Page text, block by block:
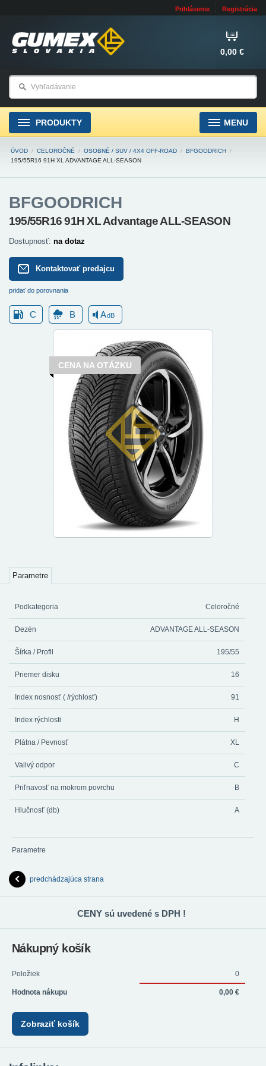
Prihlásenie Registrácia
0,00 €
PRODUKTY MENU
ÚVOD / CELOROČNÉ / OSOBNÉ / SUV / 4X4 OFF-ROAD / BFGOODRICH /
195/55R16 91H XL ADVANTAGE ALL-SEASON
BFGOODRICH
195/55R16 91H XL Advantage ALL-SEASON
Dostupnosť: na dotaz
Kontaktovať predajcu
pridať do porovnania
C B AdB
CENA NA OTÁZKU
Parametre
Podkategoria Celoročné
Dezén ADVANTAGE ALL-SEASON
Šírka / Profil 195/55
Priemer disku 16
Index nosnosť ( /rýchlosť) 91
Index rýchlosti H
Plátna / Pevnosť XL
Valivý odpor C
Priľnavosť na mokrom povrchu B
Hlučnosť (db) A
Parametre
predchádzajúca strana
CENY sú uvedené s DPH !
Nákupný košík
Položiek 0
Hodnota nákupu 0,00 €
Zobraziť košík